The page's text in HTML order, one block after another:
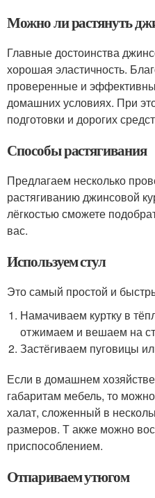
Можно ли растянуть
Главные достоинства
хорошая эластичность.
проверенные и
домашних условиях. При
подготовки и дорогих
Способы растягивания
Предлагаем несколько
растягиванию джинсовой
лёгкостью сможете
вас.
Используем стул
Это самый простой и
Намачиваем куртку в
отжимаем и вешаем на
Застёгиваем пуговицы
Если в домашнем
габаритам мебель, то
халат, сложенный в
размеров. Т акже можно
приспособлением.
Отпариваем утюгом